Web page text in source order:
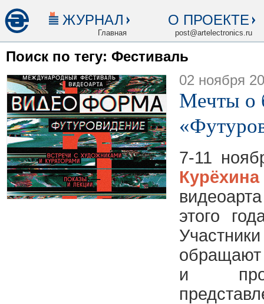
ЖУРНАЛ
Главная
О ПРОЕКТЕ
post@artelectronics.ru
Поиск по тегу: Фестиваль
02 ноября
Мечты о
7-11
Курёхина
этого
и